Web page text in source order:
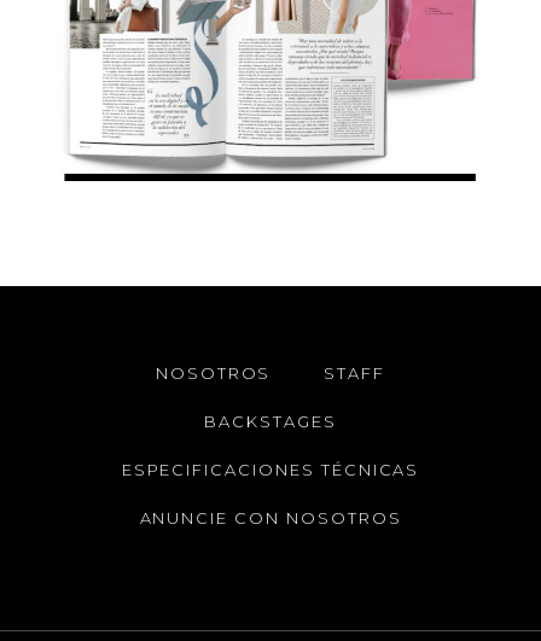
NOSOTROS STAFF
BACKSTAGES
ESPECIFICACIONES TÉCNICAS
ANUNCIE CON NOSOTROS